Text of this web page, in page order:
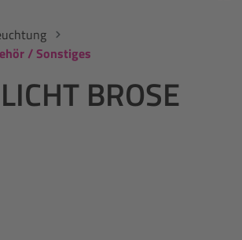
/ Sonstiges
BROSE